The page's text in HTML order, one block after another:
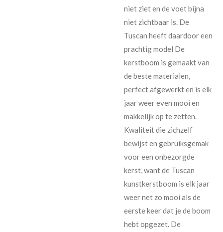
niet ziet en de voet bijna
niet zichtbaar is. De
Tuscan heeft daardoor een
prachtig model De
kerstboom is gemaakt van
de beste materialen,
perfect afgewerkt en is elk
jaar weer even mooi en
makkelijk op te zetten.
Kwaliteit die zichzelf
bewijst en gebruiksgemak
voor een onbezorgde
kerst, want de Tuscan
kunstkerstboom is elk jaar
weer net zo mooi als de
eerste keer dat je de boom
hebt opgezet. De